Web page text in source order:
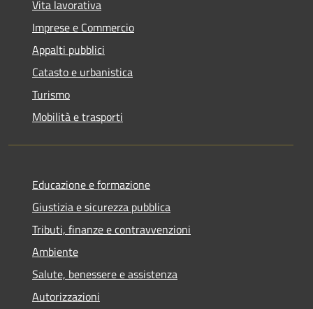
Vita lavorativa
Imprese e Commercio
Appalti pubblici
Catasto e urbanistica
Turismo
Mobilità e trasporti
Educazione e formazione
Giustizia e sicurezza pubblica
Tributi, finanze e contravvenzioni
Ambiente
Salute, benessere e assistenza
Autorizzazioni